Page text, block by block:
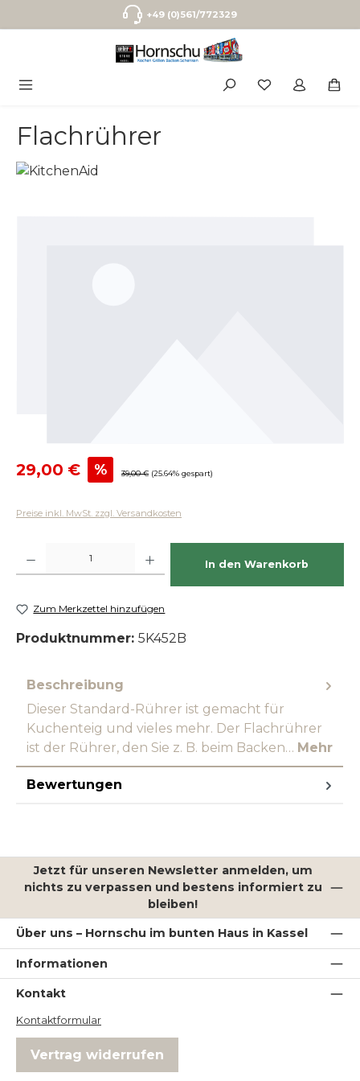
Zum Hauptinhalt springen+49 (0)561/772329
Flachrührer
Verkaufspreis:
29,00 € % Regulärer Preis:
39,00 € (25.64% gespart)
Preise inkl. MwSt. zzgl. Versandkosten
In den Warenkorb
Zum Merkzettel hinzufügen
Produktnummer: 5K452B
Beschreibung
Dieser Standard-Rührer ist gemacht für
Kuchenteig und vieles mehr. Der Flachrührer
ist der Rührer, den Sie z. B. beim Backen… Mehr
Bewertungen
Jetzt für unseren Newsletter anmelden, um
nichts zu verpassen und bestens informiert zu
bleiben!
Über uns – Hornschu im bunten Haus in Kassel
Informationen
Kontakt
Kontaktformular
Vertrag widerrufen